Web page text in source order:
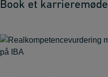
Book et karrieremøde